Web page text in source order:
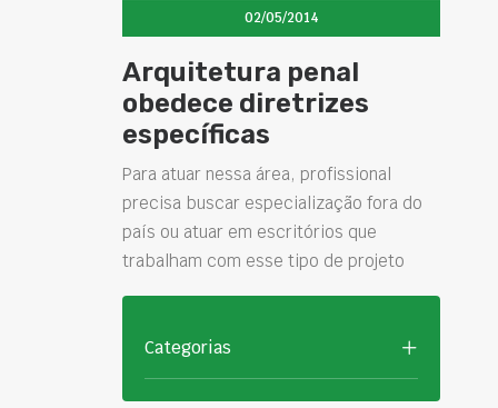
02/05/2014
Arquitetura penal
obedece diretrizes
específicas
Para atuar nessa área, profissional
precisa buscar especialização fora do
país ou atuar em escritórios que
trabalham com esse tipo de projeto
Categorias